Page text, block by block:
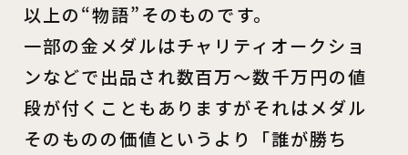
以上の“物語”そのものです。
一部の金メダルはチャリティオークショ
ンなどで出品され数百万～数千万円の値
段が付くこともありますがそれはメダル
そのものの価値というより「誰が勝ち